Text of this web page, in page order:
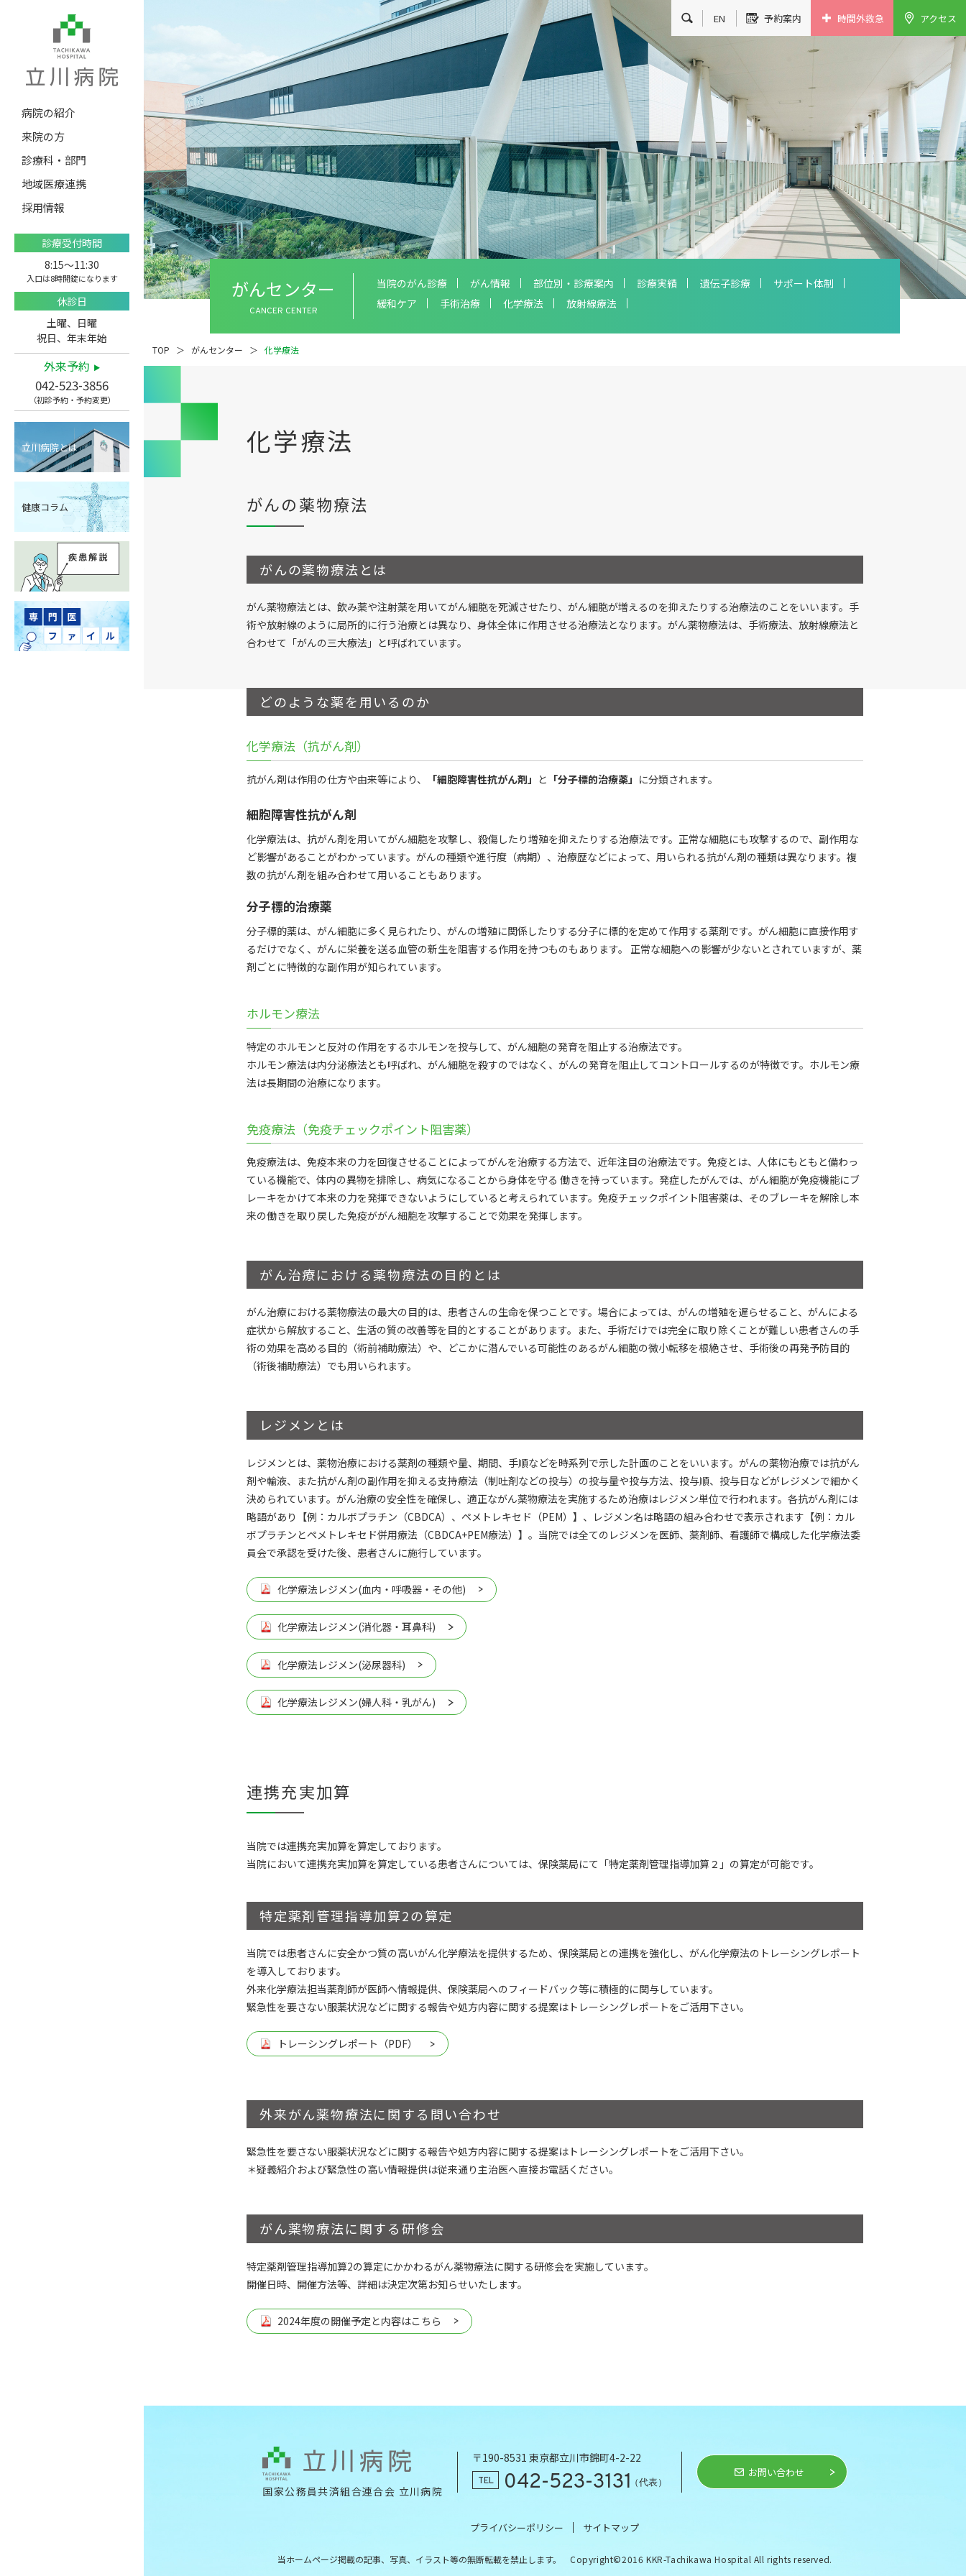
病院の紹介
来院の方
診療科・部門
地域医療連携
採用情報
診療受付時間
8:15〜11:30
入口は8時開錠になります
休診日
土曜、日曜
祝日、年末年始
外来予約
042-523-3856
（初診予約・予約変更）
立川病院とは
健康コラム
EN 予約案内 時間外救急 アクセス
がんセンター
CANCER CENTER
当院のがん診療 がん情報 部位別・診療案内 診療実績 遺伝子診療
サポート体制
緩和ケア
手術治療 化学療法 放射線療法
TOP がんセンター 化学療法
化学療法
がんの薬物療法
がんの薬物療法とは
がん薬物療法とは、飲み薬や注射薬を用いてがん細胞を死滅させたり、がん細胞が増えるのを抑えたりする治療法のことをいいます。手
術や放射線のように局所的に行う治療とは異なり、身体全体に作用させる治療法となります。がん薬物療法は、手術療法、放射線療法と
合わせて「がんの三大療法」と呼ばれています。
どのような薬を用いるのか
化学療法（抗がん剤）
抗がん剤は作用の仕方や由来等により、 「細胞障害性抗がん剤」 と 「分子標的治療薬」 に分類されます。
細胞障害性抗がん剤
化学療法は、抗がん剤を用いてがん細胞を攻撃し、殺傷したり増殖を抑えたりする治療法です。正常な細胞にも攻撃するので、副作用な
ど影響があることがわかっています。がんの種類や進行度（病期）、治療歴などによって、用いられる抗がん剤の種類は異なります。複
数の抗がん剤を組み合わせて用いることもあります。
分子標的治療薬
分子標的薬は、がん細胞に多く見られたり、がんの増殖に関係したりする分子に標的を定めて作用する薬剤です。がん細胞に直接作用す
るだけでなく、がんに栄養を送る血管の新生を阻害する作用を持つものもあります。 正常な細胞への影響が少ないとされていますが、薬
剤ごとに特徴的な副作用が知られています。
ホルモン療法
特定のホルモンと反対の作用をするホルモンを投与して、がん細胞の発育を阻止する治療法です。
ホルモン療法は内分泌療法とも呼ばれ、がん細胞を殺すのではなく、がんの発育を阻止してコントロールするのが特徴です。ホルモン療
法は長期間の治療になります。
免疫療法（免疫チェックポイント阻害薬）
免疫療法は、免疫本来の力を回復させることによってがんを治療する方法で、近年注目の治療法です。免疫とは、人体にもともと備わっ
ている機能で、体内の異物を排除し、病気になることから身体を守る 働きを持っています。発症したがんでは、がん細胞が免疫機能にブ
レーキをかけて本来の力を発揮できないようにしていると考えられています。免疫チェックポイント阻害薬は、そのブレーキを解除し本
来の働きを取り戻した免疫ががん細胞を攻撃することで効果を発揮します。
がん治療における薬物療法の目的とは
がん治療における薬物療法の最大の目的は、患者さんの生命を保つことです。場合によっては、がんの増殖を遅らせること、がんによる
症状から解放すること、生活の質の改善等を目的とすることがあります。また、手術だけでは完全に取り除くことが難しい患者さんの手
術の効果を高める目的（術前補助療法）や、どこかに潜んでいる可能性のあるがん細胞の微小転移を根絶させ、手術後の再発予防目的
（術後補助療法）でも用いられます。
レジメンとは
レジメンとは、薬物治療における薬剤の種類や量、期間、手順などを時系列で示した計画のことをいいます。がんの薬物治療では抗がん
剤や輸液、また抗がん剤の副作用を抑える支持療法（制吐剤などの投与）の投与量や投与方法、投与順、投与日などがレジメンで細かく
決められています。がん治療の安全性を確保し、適正ながん薬物療法を実施するため治療はレジメン単位で行われます。各抗がん剤には
略語があり【例：カルボプラチン（CBDCA）、ペメトレキセド（PEM）】、レジメン名は略語の組み合わせで表示されます【例：カル
ボプラチンとペメトレキセド併用療法（CBDCA+PEM療法）】。当院では全てのレジメンを医師、薬剤師、看護師で構成した化学療法委
員会で承認を受けた後、患者さんに施行しています。
化学療法レジメン(血内・呼吸器・その他)
化学療法レジメン(消化器・耳鼻科)
化学療法レジメン(泌尿器科)
化学療法レジメン(婦人科・乳がん)
連携充実加算
当院では連携充実加算を算定しております。
当院において連携充実加算を算定している患者さんについては、保険薬局にて「特定薬剤管理指導加算２」の算定が可能です。
特定薬剤管理指導加算2の算定
当院では患者さんに安全かつ質の高いがん化学療法を提供するため、保険薬局との連携を強化し、がん化学療法のトレーシングレポート
を導入しております。
外来化学療法担当薬剤師が医師へ情報提供、保険薬局へのフィードバック等に積極的に関与しています。
緊急性を要さない服薬状況などに関する報告や処方内容に関する提案はトレーシングレポートをご活用下さい。
トレーシングレポート（PDF）
外来がん薬物療法に関する問い合わせ
緊急性を要さない服薬状況などに関する報告や処方内容に関する提案はトレーシングレポートをご活用下さい。
＊疑義紹介および緊急性の高い情報提供は従来通り主治医へ直接お電話ください。
がん薬物療法に関する研修会
特定薬剤管理指導加算2の算定にかかわるがん薬物療法に関する研修会を実施しています。
開催日時、開催方法等、詳細は決定次第お知らせいたします。
2024年度の開催予定と内容はこちら
国家公務員共済組合連合会 立川病院
〒190-8531 東京都立川市錦町4-2-22
TEL 042-523-3131 （代表）
お問い合わせ
プライバシーポリシー サイトマップ
当ホームページ掲載の記事、写真、イラスト等の無断転載を禁止します。 Copyright©2016 KKR-Tachikawa Hospital All rights reserved.